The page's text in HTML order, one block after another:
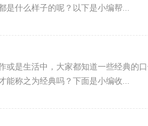
是什么样子的呢？以下是小编帮...
或是生活中，大家都知道一些经典的
能称之为经典吗？下面是小编收...